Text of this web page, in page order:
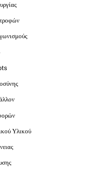
Υλικού